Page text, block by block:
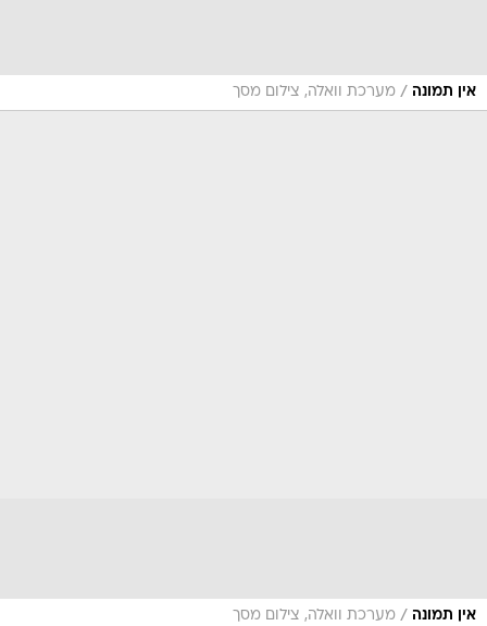
אין תמונה / מערכת וואלה, צילום מסך
אין תמונה / מערכת וואלה, צילום מסך